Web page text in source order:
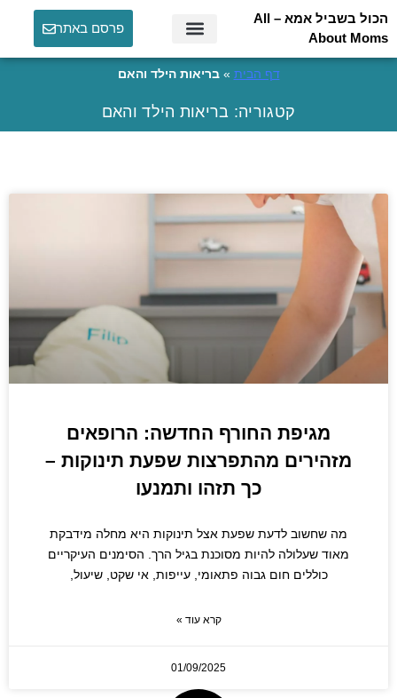
הכול בשביל אמא – All
About Moms
פרסם באתר
דף הבית »בריאות הילד והאם
קטגוריה: בריאות הילד והאם
מגיפת החורף החדשה: הרופאים
מזהירים מהתפרצות שפעת תינוקות –
כך תזהו ותמנעו
מה שחשוב לדעת שפעת אצל תינוקות היא מחלה מידבקת
מאוד שעלולה להיות מסוכנת בגיל הרך. הסימנים העיקריים
כוללים חום גבוה פתאומי, עייפות, אי שקט, שיעול,
קרא עוד »
01/09/2025